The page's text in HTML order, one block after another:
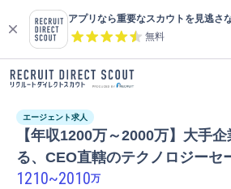
アプリなら重要なスカウトを見逃さ
無料
エージェント求人
【年収1200万～2000万】大手
る、CEO直轄のテクノロジーセ
1210~2010万